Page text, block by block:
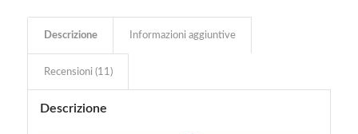
Descrizione Informazioni aggiuntive
Recensioni (11)
Descrizione